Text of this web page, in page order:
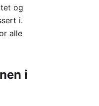
og
i.
alle
i